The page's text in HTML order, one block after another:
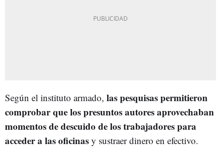
Según el instituto armado, las pesquisas permitieron
comprobar que los presuntos autores aprovechaban
momentos de descuido de los trabajadores para
acceder a las oficinas y sustraer dinero en efectivo.